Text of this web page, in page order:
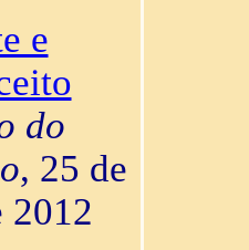
e
do
, 25 de
2012